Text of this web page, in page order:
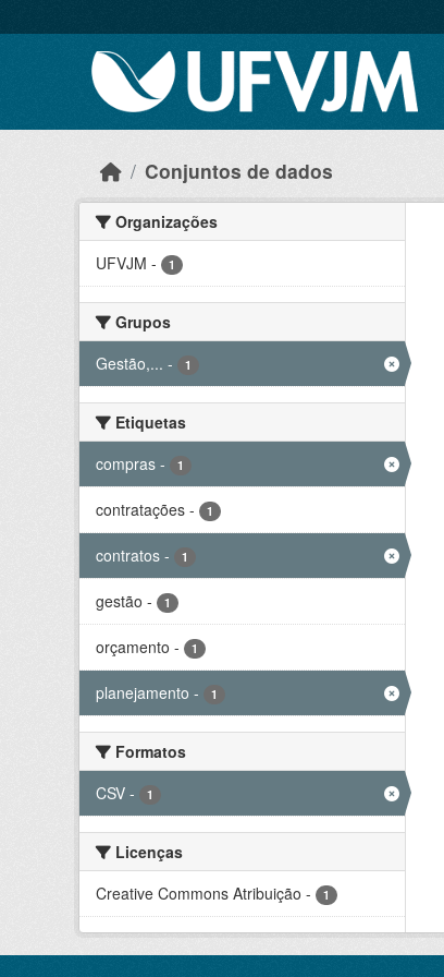
Conjuntos de dados
Organizações
UFVJM - 1
Grupos
Gestão,... - 1
Etiquetas
compras - 1
contratações - 1
contratos - 1
gestão - 1
orçamento - 1
planejamento - 1
Formatos
CSV - 1
Licenças
Creative Commons Atribuição - 1